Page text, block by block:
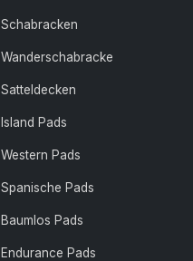
Schabracken
Wanderschabracke
Satteldecken
Island Pads
Western Pads
Spanische Pads
Baumlos Pads
Endurance Pads